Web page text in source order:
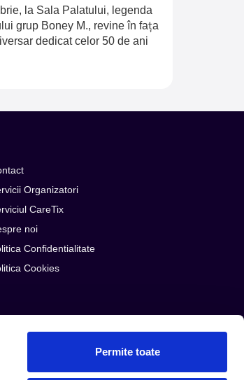
Permite toate
la Sala Palatului, legenda
grup Boney M., revine în fața
dedicat celor 50 de ani
Organizatori
CareTix
noi
Confidentialitate
Cookies